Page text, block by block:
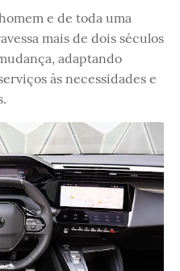
e de toda uma
mais de dois séculos
adaptando
às necessidades e